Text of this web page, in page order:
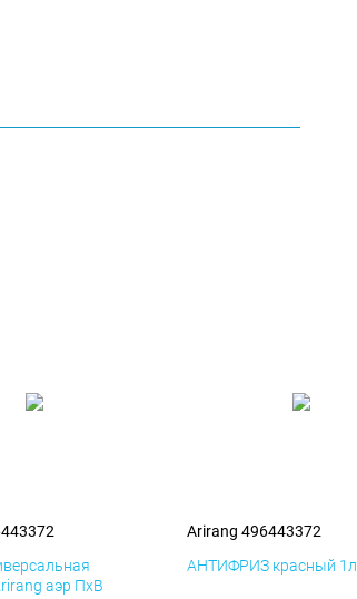
аэр ПхВ
Arirang 496443372
АНТИФРИЗ красный 1л.